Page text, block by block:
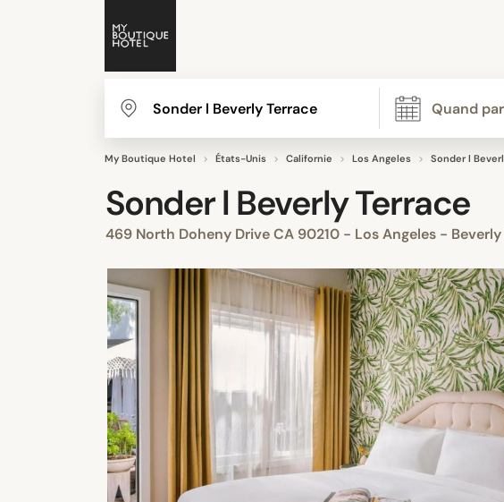
My Boutique Hotel États-Unis Californie Los Angeles Sonder l
Sonder l Beverly Terrace
469 North Doheny Drive CA 90210 - Los Angeles -